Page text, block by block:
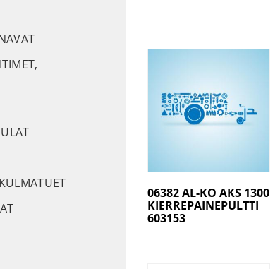
06382 AL-KO AKS 1300
KIERREPAINEPULTTI
603153